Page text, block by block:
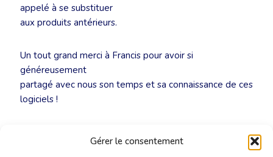
Gérer le consentement
appelé à se substituer
aux produits antérieurs.
Un tout grand merci à Francis pour avoir si
généreusement
partagé avec nous son temps et sa connaissance de ces
logiciels !